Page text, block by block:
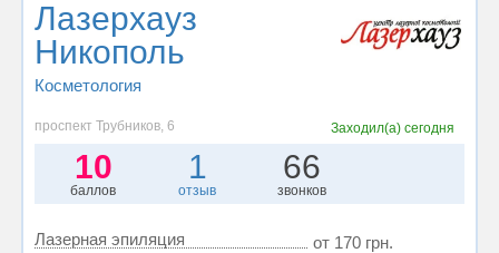
Лазерхауз
Никополь
Косметология
проспект Трубников, 6 Заходил(а)сегодня
10
баллов
1
отзыв
66
звонков
Лазерная эпиляция
от 170 грн.